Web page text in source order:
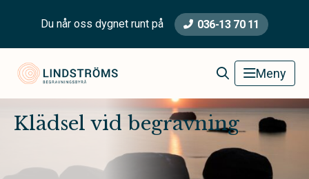
Du når oss dygnet runt på 036-13 70 11
Lindströms Begravningsbyrå Meny
Klädsel vid begravning